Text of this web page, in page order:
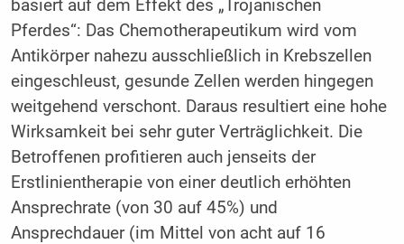
basiert auf dem Effekt des „Trojanischen
Pferdes“: Das Chemotherapeutikum wird vom
Antikörper nahezu ausschließlich in Krebszellen
eingeschleust, gesunde Zellen werden hingegen
weitgehend verschont. Daraus resultiert eine hohe
Wirksamkeit bei sehr guter Verträglichkeit. Die
Betroffenen profitieren auch jenseits der
Erstlinientherapie von einer deutlich erhöhten
Ansprechrate (von 30 auf 45%) und
Ansprechdauer (im Mittel von acht auf 16